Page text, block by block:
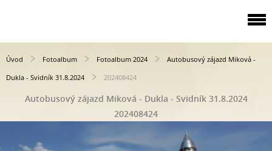
Úvod Fotoalbum Fotoalbum 2024
Autobusový zájazd Miková -
Dukla - Svidník 31.8.2024
202408424
Autobusový zájazd Miková - Dukla - Svidník 31.8.2024
202408424